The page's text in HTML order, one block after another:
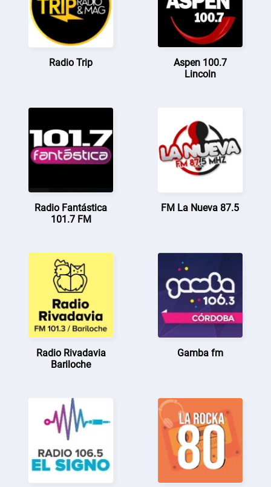
Radio Trip
Aspen 100.7
Lincoln
Radio Fantástica
101.7 FM
FM La Nueva 87.5
Radio Rivadavia
Bariloche
Gamba fm